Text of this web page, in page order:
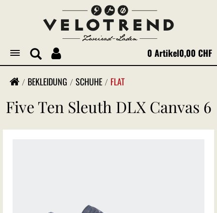
Toggle
navigation
0 Artikel0,00 CHF
BEKLEIDUNG SCHUHE FLAT
Five Ten Sleuth DLX Canvas 6